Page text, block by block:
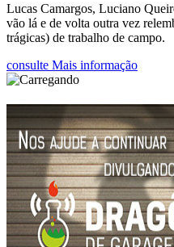
Lucas Camargos, Luciano
vão lá e de volta outra vez
trágicas) de trabalho de campo.
consulte Mais informação